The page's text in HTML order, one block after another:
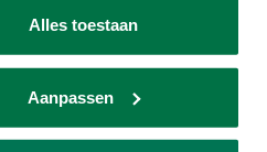
Alles toestaan
Aanpassen